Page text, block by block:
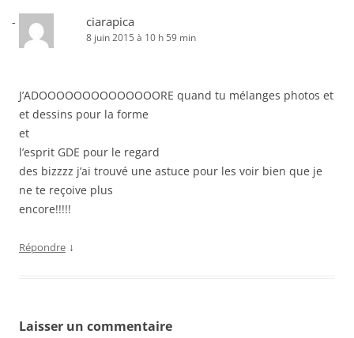
ciarapica
8 juin 2015 à 10 h 59 min
J’ADOOOOOOOOOOOOOORE quand tu mélanges photos et
et dessins pour la forme
et
l’esprit GDE pour le regard
des bizzzz j’ai trouvé une astuce pour les voir bien que je
ne te reçoive plus
encore!!!!!
Répondre ↓
Laisser un commentaire